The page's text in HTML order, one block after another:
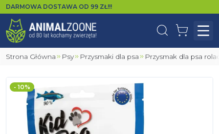
DARMOWA DOSTAWA OD 99 ZŁ!!!
WyszukajKoszyk
Strona Główna Psy Przysmaki dla psa Przysmak dla psa
- 10%